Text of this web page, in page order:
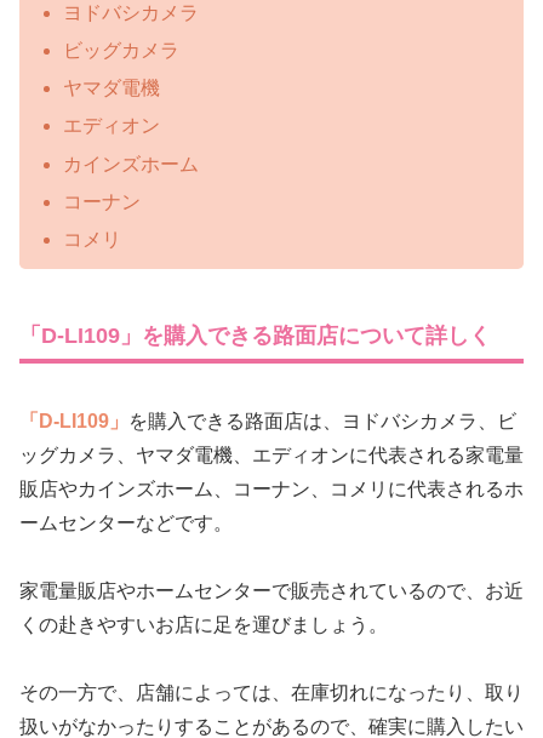
ヨドバシカメラ
ビッグカメラ
ヤマダ電機
エディオン
カインズホーム
コーナン
コメリ
「D-LI109」を購入できる路面店について詳しく
「D-LI109」
を購入できる路面店は、ヨドバシカメラ、ビ
ッグカメラ、ヤマダ電機、エディオンに代表される家電量
販店やカインズホーム、コーナン、コメリに代表されるホ
ームセンターなどです。
家電量販店やホームセンターで販売されているので、お近
くの赴きやすいお店に足を運びましょう。
その一方で、店舗によっては、在庫切れになったり、取り
扱いがなかったりすることがあるので、確実に購入したい